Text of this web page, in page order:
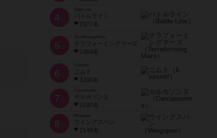
4位
Battle Line
バトルライン
2377名
5 位
Terraforming Mars
テラフォーミングマーズ
2369名
6 位
ニムト
2200名
7 位
Carcassonne
カルカソンヌ
2190名
8 位
Wingspan
ウイングスパン
2148名